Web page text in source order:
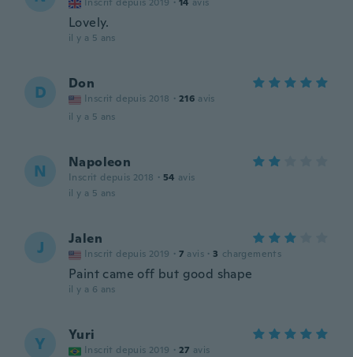
Lovely.
il y a 5 ans
D Don
Inscrit depuis 2018 · 216 avis
il y a 5 ans
N Napoleon
Inscrit depuis 2018 · 54 avis
il y a 5 ans
J Jalen
Inscrit depuis 2019 · 7 avis · 3 chargements
Paint came off but good shape
il y a 6 ans
Y Yuri
Inscrit depuis 2019 · 27 avis